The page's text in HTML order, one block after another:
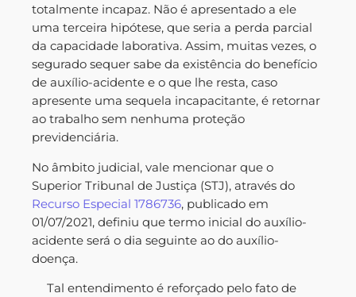
totalmente incapaz. Não é apresentado a ele
uma terceira hipótese, que seria a perda parcial
da capacidade laborativa. Assim, muitas vezes, o
segurado sequer sabe da existência do benefício
de auxílio-acidente e o que lhe resta, caso
apresente uma sequela incapacitante, é retornar
ao trabalho sem nenhuma proteção
previdenciária.
No âmbito judicial, vale mencionar que o
Superior Tribunal de Justiça (STJ), através do
Recurso Especial 1786736, publicado em
01/07/2021, definiu que termo inicial do auxílio-
acidente será o dia seguinte ao do auxílio-
doença.
Tal entendimento é reforçado pelo fato de